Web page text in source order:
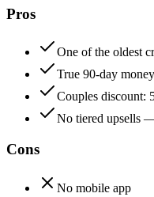
Pros
One of the oldest
True 90-day
Couples discount:
No tiered upsells
Cons
No mobile app